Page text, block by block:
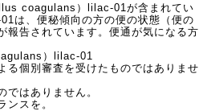
coagulans）lilac-01が含まれてい
は、便秘傾向の方の便の状態（便の
報告されています。便通が気になる方
）lilac-01
個別審査を受けたものではありませ
はありません。
スを。